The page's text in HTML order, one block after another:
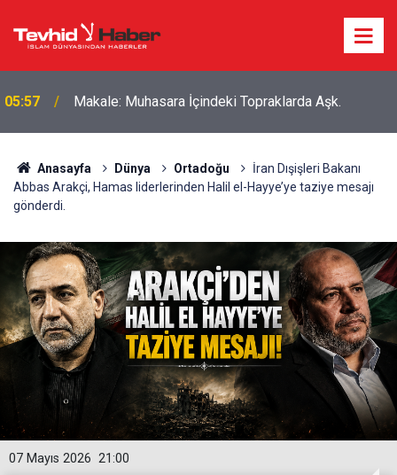
18:39
Boykottan kaçmaya çalışan Algida yeni bir marka
ismi buldu!
Anasayfa Dünya Ortadoğu
İran Dışişleri Bakanı
Abbas Arakçi, Hamas liderlerinden Halil el-Hayye’ye taziye mesajı
gönderdi.
21:00
07 Mayıs 2026